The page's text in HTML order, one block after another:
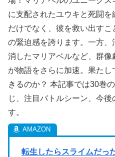
に支配されたユウキと死闘
だけでなく、彼を救い出す
の緊迫感を誇ります。一方
消したマリアベルなど、群
が物語をさらに加速。果た
きるのか？ 本記事では30巻
じ、注目バトルシーン、今
す。
転生したらスライムだっ